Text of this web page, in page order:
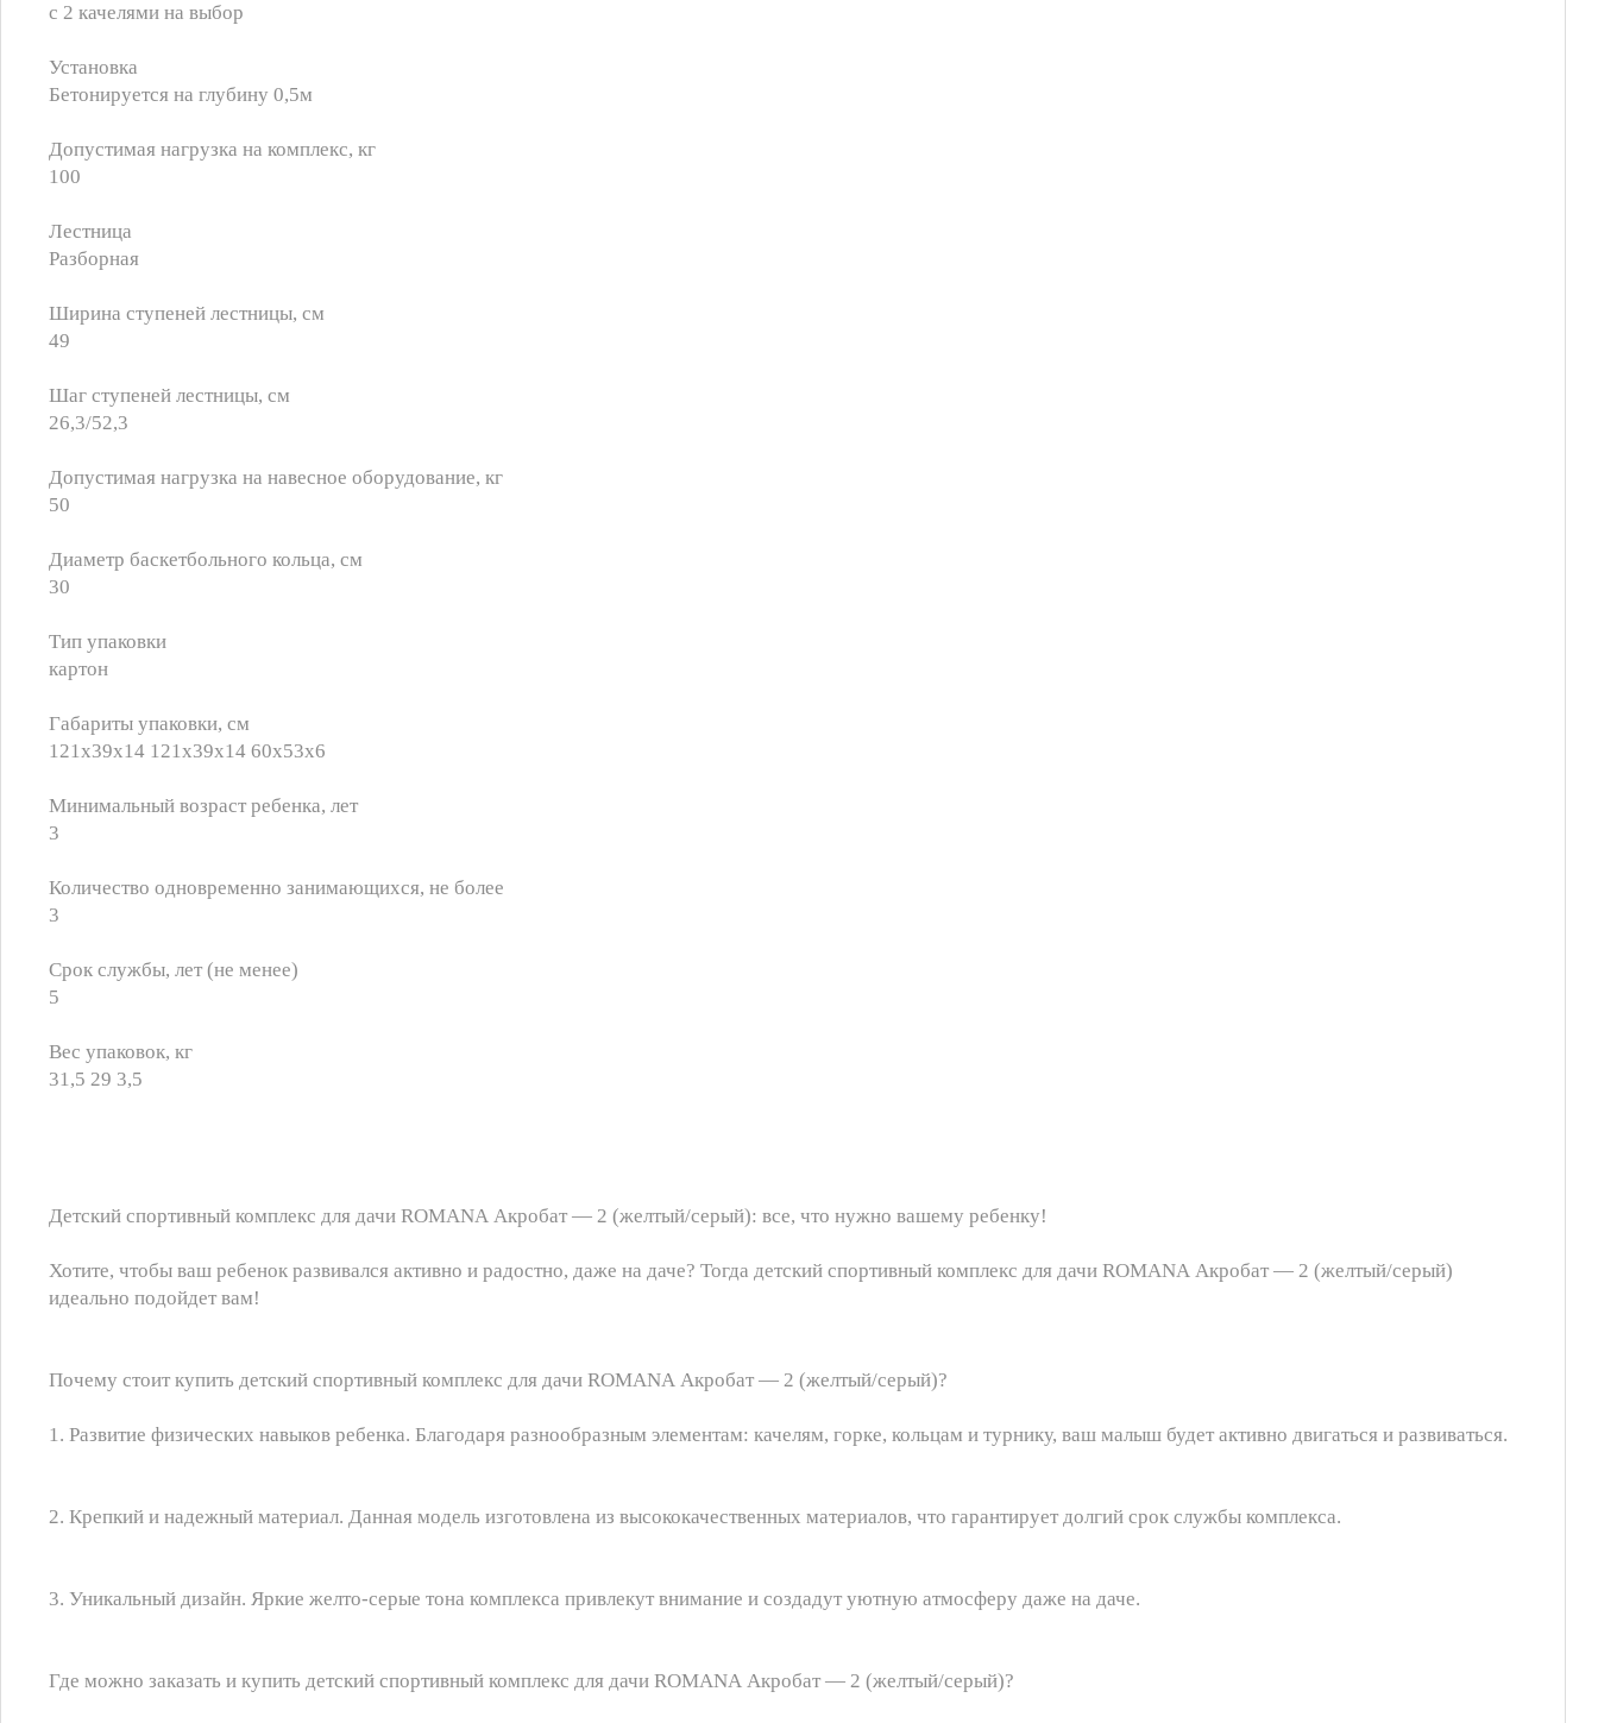
с 2 качелями на выбор
Установка
Бетонируется на глубину 0,5м
Допустимая нагрузка на комплекс, кг
100
Лестница
Разборная
Ширина ступеней лестницы, см
49
Шаг ступеней лестницы, см
26,3/52,3
Допустимая нагрузка на навесное оборудование, кг
50
Диаметр баскетбольного кольца, см
30
Тип упаковки
картон
Габариты упаковки, см
121х39х14 121х39х14 60х53х6
Минимальный возраст ребенка, лет
3
Количество одновременно занимающихся, не более
3
Срок службы, лет (не менее)
5
Вес упаковок, кг
31,5 29 3,5
Детский спортивный комплекс для дачи ROMANA Акробат — 2 (желтый/серый): все, что нужно вашему ребенку!
Хотите, чтобы ваш ребенок развивался активно и радостно, даже на даче? Тогда детский спортивный комплекс для дачи ROMANA Акробат — 2 (желтый/серый)
идеально подойдет вам!
Почему стоит купить детский спортивный комплекс для дачи ROMANA Акробат — 2 (желтый/серый)?
1. Развитие физических навыков ребенка. Благодаря разнообразным элементам: качелям, горке, кольцам и турнику, ваш малыш будет активно двигаться и развиваться.
2. Крепкий и надежный материал. Данная модель изготовлена из высококачественных материалов, что гарантирует долгий срок службы комплекса.
3. Уникальный дизайн. Яркие желто-серые тона комплекса привлекут внимание и создадут уютную атмосферу даже на даче.
Где можно заказать и купить детский спортивный комплекс для дачи ROMANA Акробат — 2 (желтый/серый)?